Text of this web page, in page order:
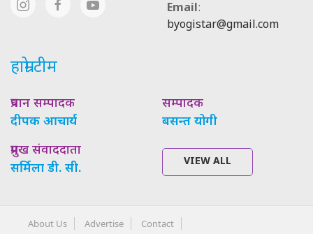
Email:
byogistar@gmail.com
हाम्रो टीम
प्रधान सम्पादक
दीपक आचार्य
सम्पादक
बसन्त योगी
प्रमुख संवाददाता
सर्मिला डी. सी.
VIEW ALL
About Us Advertise Contact